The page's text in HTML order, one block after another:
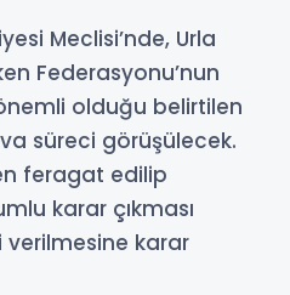
Meclisi’nde, Urla
Federasyonu’nun
olduğu belirtilen
süreci görüşülecek.
feragat edilip
karar çıkması
verilmesine karar